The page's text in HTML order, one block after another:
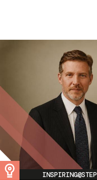
Image
INSPIRING@STEP